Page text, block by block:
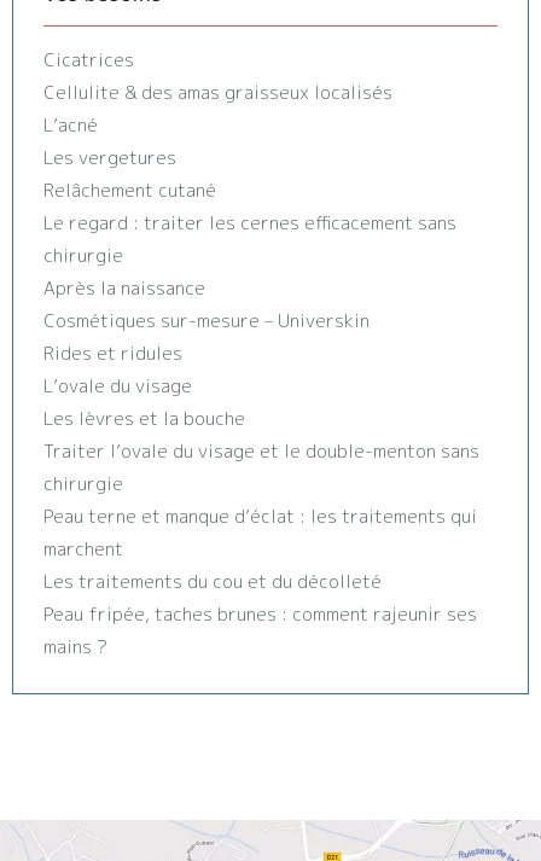
Cicatrices
Cellulite & des amas graisseux localisés
L’acné
Les vergetures
Relâchement cutané
Le regard : traiter les cernes efficacement sans
chirurgie
Après la naissance
Cosmétiques sur-mesure – Universkin
Rides et ridules
L’ovale du visage
Les lèvres et la bouche
Traiter l’ovale du visage et le double-menton sans
chirurgie
Peau terne et manque d’éclat : les traitements qui
marchent
Les traitements du cou et du décolleté
Peau fripée, taches brunes : comment rajeunir ses
mains ?